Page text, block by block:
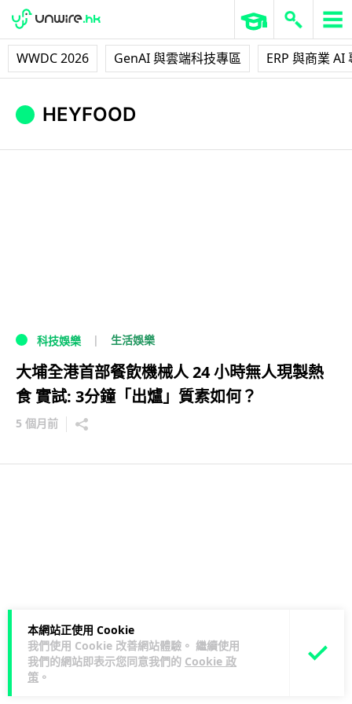
WWDC 2026 GenAI 與雲端科技專區 ERP 與商業 AI
本網站正使用 Cookie
我們使用 Cookie 改善網站體驗。 繼續使用
我們的網站即表示您同意我們的 Cookie 政
策 。
HEYFOOD
科技娛樂 生活娛樂
大埔全港首部餐飲機械人 24 小時無人現製熱
食 實試: 3分鐘「出爐」質素如何？
5 個月前